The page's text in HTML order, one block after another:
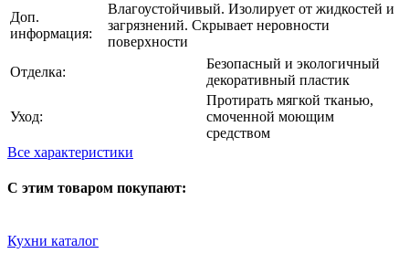
Доп.
информация:
Влагоустойчивый. Изолирует от жидкостей и
загрязнений. Скрывает неровности
поверхности
Отделка:
Безопасный и экологичный
декоративный пластик
Уход:
Протирать мягкой тканью,
смоченной моющим
средством
Все характеристики
С этим товаром покупают:
Кухни каталог